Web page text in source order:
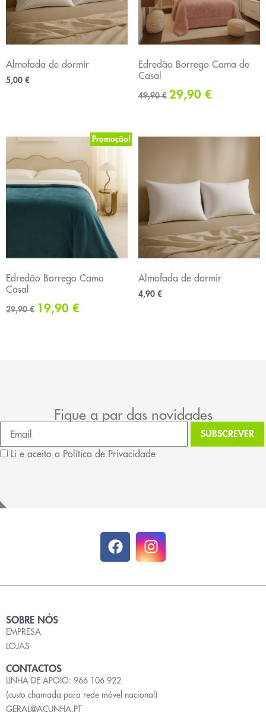
Almofada de dormir
5,00 €
Edredão Borrego Cama de
Casal
49,90€ 29,90 €
Promoção!
Edredão Borrego Cama
Casal
29,90€ 19,90 €
Almofada de dormir
4,90 €
Fique a par das novidades
Li e aceito a Política de Privacidade
SOBRE NÓS
EMPRESA
LOJAS
CONTACTOS
LINHA DE APOIO: 966 106 922
(custo chamada para rede móvel nacional)
GERAL@ACUNHA.PT